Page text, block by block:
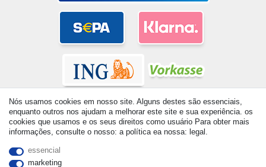
reserved. Prices incl. VAT. 19% VAT Basic prices see article detail
| * Applies to deliveries to the UK!
Nós usamos cookies em nosso site. Alguns destes são essenciais,
enquanto outros nos ajudam a melhorar este site e sua experiência. os
cookies que usamos e os seus direitos como usuário Para obter mais
informações, consulte o nosso: a política ea nossa: legal.
essencial
marketing